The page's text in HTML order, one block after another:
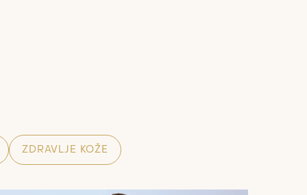
ZDRAVLJE KOŽE